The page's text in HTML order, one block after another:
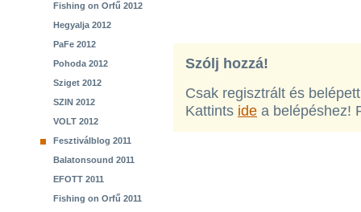
Fishing on Orfű 2012
Hegyalja 2012
PaFe 2012
Pohoda 2012
Sziget 2012
SZIN 2012
VOLT 2012
Fesztiválblog 2011
Balatonsound 2011
EFOTT 2011
Fishing on Orfű 2011
Szólj hozzá!
Csak regisztrált és
Kattints ide a belépéshez!